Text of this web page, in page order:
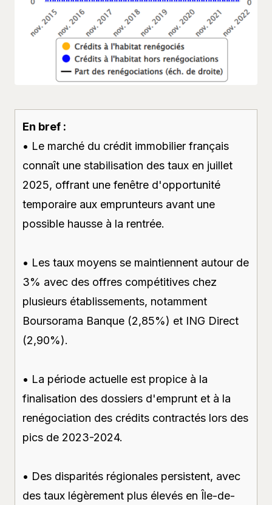
En bref :
• Le marché du crédit immobilier français
connaît une stabilisation des taux en juillet
2025, offrant une fenêtre d'opportunité
temporaire aux emprunteurs avant une
possible hausse à la rentrée.
• Les taux moyens se maintiennent autour de
3% avec des offres compétitives chez
plusieurs établissements, notamment
Boursorama Banque (2,85%) et ING Direct
(2,90%).
• La période actuelle est propice à la
finalisation des dossiers d'emprunt et à la
renégociation des crédits contractés lors des
pics de 2023-2024.
• Des disparités régionales persistent, avec
des taux légèrement plus élevés en Île-de-